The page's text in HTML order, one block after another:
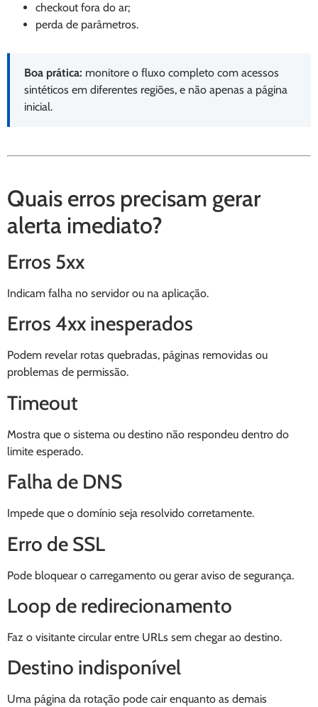
checkout fora do ar;
perda de parâmetros.
Boa prática: monitore o fluxo completo com acessos
sintéticos em diferentes regiões, e não apenas a página
inicial.
Quais erros precisam gerar
alerta imediato?
Erros 5xx
Indicam falha no servidor ou na aplicação.
Erros 4xx inesperados
Podem revelar rotas quebradas, páginas removidas ou
problemas de permissão.
Timeout
Mostra que o sistema ou destino não respondeu dentro do
limite esperado.
Falha de DNS
Impede que o domínio seja resolvido corretamente.
Erro de SSL
Pode bloquear o carregamento ou gerar aviso de segurança.
Loop de redirecionamento
Faz o visitante circular entre URLs sem chegar ao destino.
Destino indisponível
Uma página da rotação pode cair enquanto as demais